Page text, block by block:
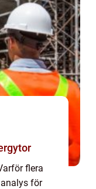
flera
för